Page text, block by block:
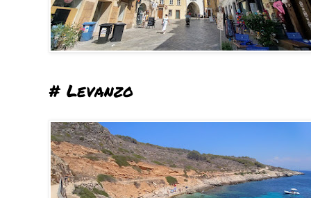
# Levanzo